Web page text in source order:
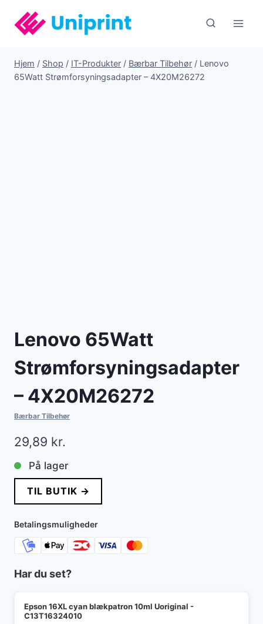
indhold
Hjem / Shop / IT-Produkter / Bærbar Tilbehør / Lenovo
65Watt Strømforsyningsadapter – 4X20M26272
Lenovo 65Watt
Strømforsyningsadapter
– 4X20M26272
Bærbar Tilbehør
29,89 kr.
På lager
TIL BUTIK →
Betalingsmuligheder
Har du set?
Epson 16XL cyan blækpatron 10ml Uoriginal -
C13T16324010